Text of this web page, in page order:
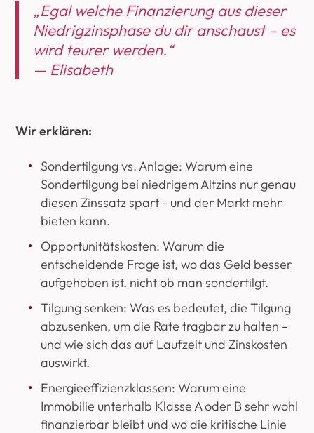
„Egal welche Finanzierung aus dieser
Niedrigzinsphase du dir anschaust – es
wird teurer werden.“
— Elisabeth
Wir erklären:
Sondertilgung vs. Anlage: Warum eine
Sondertilgung bei niedrigem Altzins nur genau
diesen Zinssatz spart - und der Markt mehr
bieten kann.
Opportunitätskosten: Warum die
entscheidende Frage ist, wo das Geld besser
aufgehoben ist, nicht ob man sondertilgt.
Tilgung senken: Was es bedeutet, die Tilgung
abzusenken, um die Rate tragbar zu halten -
und wie sich das auf Laufzeit und Zinskosten
auswirkt.
Energieeffizienzklassen: Warum eine
Immobilie unterhalb Klasse A oder B sehr wohl
finanzierbar bleibt und wo die kritische Linie